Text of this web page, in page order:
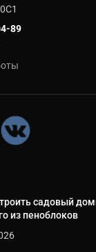
89
садовый
из пеноблоков